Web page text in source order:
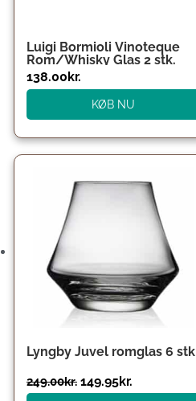
Luigi Bormioli Vinoteque
Rom/Whisky Glas 2 stk.
138.00 kr.
KØB NU
Lyngby Juvel romglas 6 stk
249.00kr.
oprindelige
149.95kr.
aktuelle
pris
149.95kr..